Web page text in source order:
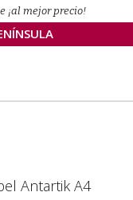
¡al mejor precio!
Antartik A4